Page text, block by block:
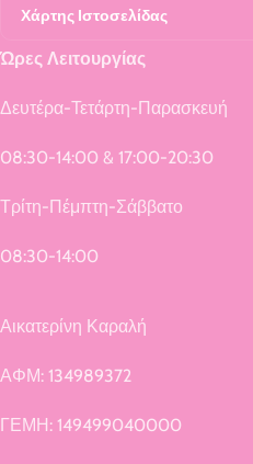
Χάρτης Ιστοσελίδας
Ώρες Λειτουργίας
Δευτέρα-Τετάρτη-Παρασκευή
08:30-14:00 & 17:00-20:30
Τρίτη-Πέμπτη-Σάββατο
08:30-14:00
Αικατερίνη Καραλή
ΑΦΜ: 134989372
ΓΕΜΗ: 149499040000